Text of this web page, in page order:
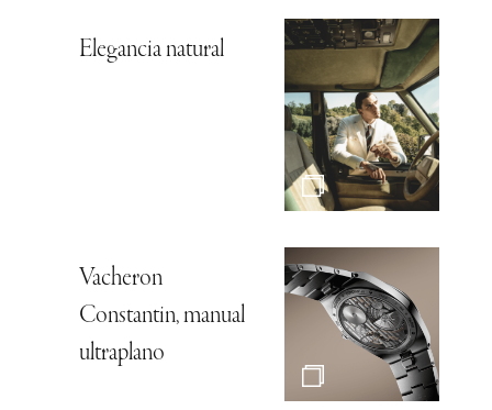
Elegancia natural
Vacheron
Constantin, manual
ultraplano